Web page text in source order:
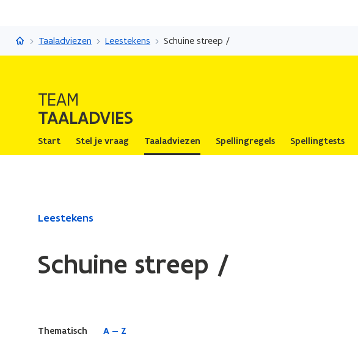
TaaladviesTaaladviezen Leestekens Schuine streep /
TEAM
TAALADVIES
Start Stel je vraag Taaladviezen Spellingregels Spellingtests
Gedaan
Schuine
Leestekens
Schuine streep /
Thematisch A — Z